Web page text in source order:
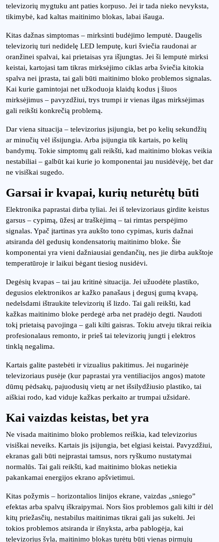
televizorių mygtuku ant paties korpuso. Jei ir tada nieko nevyksta,
tikimybė, kad kaltas maitinimo blokas, labai išauga.
Kitas dažnas simptomas – mirksinti budėjimo lemputė. Daugelis
televizorių turi nedidelę LED lemputę, kuri šviečia raudonai ar
oranžinei spalvai, kai prietaisas yra išjungtas. Jei ši lemputė mirksi
keistai, kartojasi tam tikras mirksėjimo ciklas arba šviečia kitokia
spalva nei įprasta, tai gali būti maitinimo bloko problemos signalas.
Kai kurie gamintojai net užkoduoja klaidų kodus į šiuos
mirksėjimus – pavyzdžiui, trys trumpi ir vienas ilgas mirksėjimas
gali reikšti konkrečią problemą.
Dar viena situacija – televizorius įsijungia, bet po kelių sekundžių
ar minučių vėl išsijungia. Arba įsijungia tik kartais, po kelių
bandymų. Tokie simptomų gali reikšti, kad maitinimo blokas veikia
nestabiliai – galbūt kai kurie jo komponentai jau nusidėvėję, bet dar
ne visiškai sugedo.
Garsai ir kvapai, kurių neturėtų būti
Elektronika paprastai dirba tyliai. Jei iš televizoriaus girdite keistus
garsus – cypimą, ūžesį ar traškėjimą – tai rimtas perspėjimo
signalas. Ypač įtartinas yra aukšto tono cypimas, kuris dažnai
atsiranda dėl gedusių kondensatorių maitinimo bloke. Šie
komponentai yra vieni dažniausiai gendančių, nes jie dirba aukštoje
temperatūroje ir laikui bėgant tiesiog nusidėvi.
Degėsių kvapas – tai jau kritinė situacija. Jei užuodėte plastiko,
degusios elektronikos ar kažko panašaus į degusį gumą kvapą,
nedelsdami ištraukite televizorių iš lizdo. Tai gali reikšti, kad
kažkas maitinimo bloke perdegė arba net pradėjo degti. Naudoti
tokį prietaisą pavojinga – gali kilti gaisras. Tokiu atveju tikrai reikia
profesionalaus remonto, ir prieš tai televizorių jungti į elektros
tinklą negalima.
Kartais galite pastebėti ir vizualius pakitimus. Jei nugarinėje
televizoriaus pusėje (kur paprastai yra ventiliacijos angos) matote
dūmų pėdsakų, pajuodusių vietų ar net išsilydžiusio plastiko, tai
aiškiai rodo, kad viduje kažkas perkaito ar trumpai užsidarė.
Kai vaizdas keistas, bet yra
Ne visada maitinimo bloko problemos reiškia, kad televizorius
visiškai neveiks. Kartais jis įsijungia, bet elgiasi keistai. Pavyzdžiui,
ekranas gali būti neįprastai tamsus, nors ryškumo nustatymai
normalūs. Tai gali reikšti, kad maitinimo blokas netiekia
pakankamai energijos ekrano apšvietimui.
Kitas požymis – horizontalios linijos ekrane, vaizdas „sniego”
efektas arba spalvų iškraipymai. Nors šios problemos gali kilti ir dėl
kitų priežasčių, nestabilus maitinimas tikrai gali jas sukelti. Jei
tokios problemos atsiranda ir išnyksta, arba pablogėja, kai
televizorius šyla, maitinimo blokas turėtų būti vienas pirmųjų